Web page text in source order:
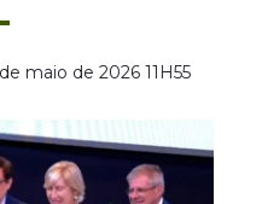
maio de 2026 11H55